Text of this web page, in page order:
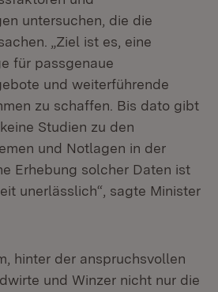
untersuchen, die die
„Ziel ist es, eine
für passgenaue
und weiterführende
zu schaffen. Bis dato gibt
Studien zu den
und Notlagen in der
Erhebung solcher Daten ist
unerlässlich“, sagte Minister
hinter der anspruchsvollen
und Winzer nicht nur die